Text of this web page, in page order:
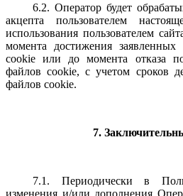
6.2. Оператор будет
акцепта пользователем
использования пользователем
момента достижения
cookie или до момента отказа
файлов cookie, с учетом сроков
файлов cookie.
7.
7.1. Периодически в
изменения и/или дополнения